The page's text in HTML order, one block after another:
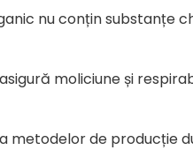
nu conțin substanțe
moliciune și
metodelor de producție